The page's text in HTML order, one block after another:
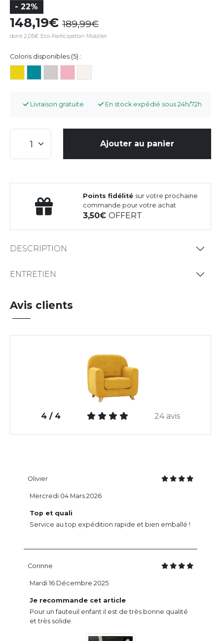
- 22%
148,19 189,99
dont 2,05€ Eco-Participation Mobilier
Coloris disponibles (5) :
Livraison gratuite En stock expédié sous 24h/72h
Ajouter au panier
Points fidélité sur votre prochaine
commande pour votre achat
3,50OFFERT
DESCRIPTION
ENTRETIEN
Avis clients
4 / 4 24 avis
Olivier
Top et quali
Service au top expédition rapide et bien emballé !
Mercredi 04 Mars 2026
Corinne
Je recommande cet article
Pour un fauteuil enfant il est de très bonne qualité
et très solide.
Mardi 16 Décembre 2025